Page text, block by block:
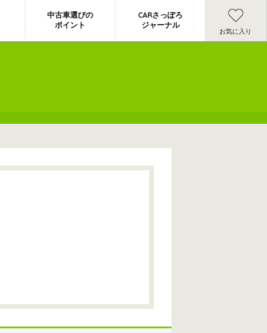
中古車選びの
ポイント
CARさっぽろ
ジャーナル
お気に入り